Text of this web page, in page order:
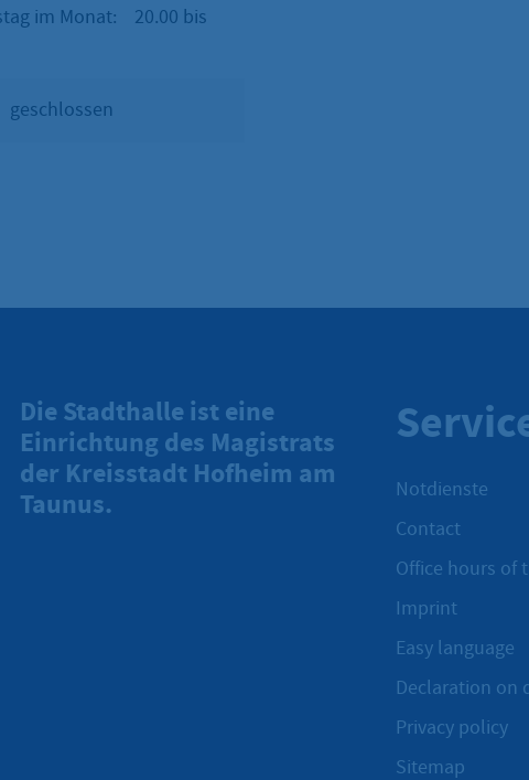
im Monat: 20.00 bis
Die Stadthalle ist eine
Einrichtung des Magistrats
der Kreisstadt Hofheim am
Taunus.
Notdienste
Contact
Office hours of
Imprint
Easy language
Declaration on
Privacy policy
Sitemap